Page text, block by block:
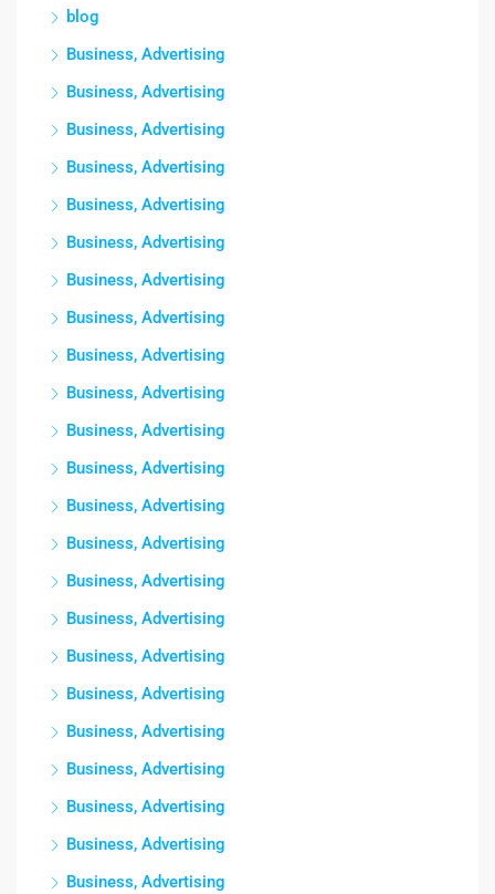
blog
Business, Advertising
Business, Advertising
Business, Advertising
Business, Advertising
Business, Advertising
Business, Advertising
Business, Advertising
Business, Advertising
Business, Advertising
Business, Advertising
Business, Advertising
Business, Advertising
Business, Advertising
Business, Advertising
Business, Advertising
Business, Advertising
Business, Advertising
Business, Advertising
Business, Advertising
Business, Advertising
Business, Advertising
Business, Advertising
Business, Advertising